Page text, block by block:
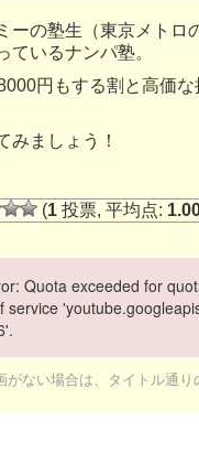
ーの塾生（東京メトロ
ているナンパ塾。
円もする割と高価
みましょう！
(1 投票, 平均点:
Quota exceeded for
service
がない場合は、タイトル通